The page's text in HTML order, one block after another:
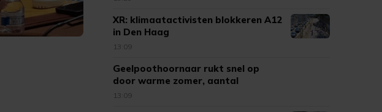
XR: klimaatactivisten blokkeren A12
in Den Haag
13:09
Geelpoothoornaar rukt snel op
door warme zomer, aantal
meldingen neemt toe
13:09